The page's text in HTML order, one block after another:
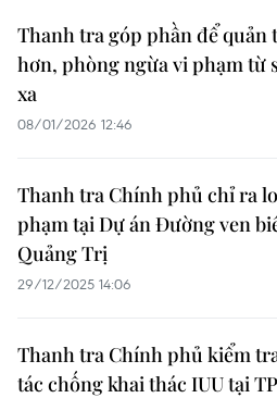
Thanh tra góp phần để quản
hơn, phòng ngừa vi phạm từ
xa
08/01/2026 12:46
Thanh tra Chính phủ chỉ ra
phạm tại Dự án Đường ven
Quảng Trị
29/12/2025 14:06
Thanh tra Chính phủ kiểm
tác chống khai thác IUU tại